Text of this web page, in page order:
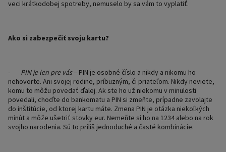
veci krátkodobej spotreby, nemuselo by sa vám to vyplatiť.
Ako si zabezpečiť svoju kartu?
- PIN je len pre vás– PIN je osobné číslo a nikdy a nikomu ho
nehovorte. Ani svojej rodine, príbuzným, či priateľom. Nikdy neviete,
komu to môžu povedať ďalej. Ak ste ho už niekomu v minulosti
povedali, choďte do bankomatu a PIN si zmeňte, prípadne zavolajte
do inštitúcie, od ktorej kartu máte. Zmena PIN je otázka niekoľkých
minút a môže ušetriť stovky eur. Nemeňte si ho na 1234 alebo na rok
svojho narodenia. Sú to príliš jednoduché a časté kombinácie.